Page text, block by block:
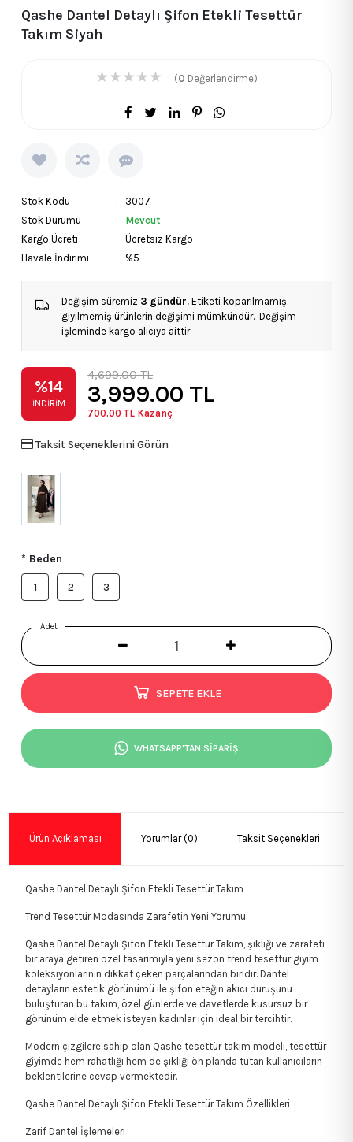
Qashe Dantel Detaylı Şifon Etekli Tesettür
Takım Siyah
★★★★★ (0 Değerlendirme)
Stok Kodu
: 3007
Stok Durumu
: Mevcut
Kargo Ücreti
: Ücretsiz Kargo
Havale İndirimi
: %5
Değişim süremiz 3 gündür. Etiketi koparılmamış,
giyilmemiş ürünlerin değişimi mümkündür. Değişim
işleminde kargo alıcıya aittir.
%14
İNDIRIM
4,699.00 TL
3,999.00 TL
700.00 TL Kazanç
Taksit Seçeneklerini Görün
* Beden
1 2 3
Adet
SEPETE EKLE
WHATSAPP'TAN SİPARİŞ
Ürün Açıklaması Yorumlar (0) Taksit Seçenekleri
Qashe Dantel Detaylı Şifon Etekli Tesettür Takım
Trend Tesettür Modasında Zarafetin Yeni Yorumu
Qashe Dantel Detaylı Şifon Etekli Tesettür Takım, şıklığı ve zarafeti
bir araya getiren özel tasarımıyla yeni sezon trend tesettür giyim
koleksiyonlarının dikkat çeken parçalarından biridir. Dantel
detayların estetik görünümü ile şifon eteğin akıcı duruşunu
buluşturan bu takım, özel günlerde ve davetlerde kusursuz bir
görünüm elde etmek isteyen kadınlar için ideal bir tercihtir.
Modern çizgilere sahip olan Qashe tesettür takım modeli, tesettür
giyimde hem rahatlığı hem de şıklığı ön planda tutan kullanıcıların
beklentilerine cevap vermektedir.
Qashe Dantel Detaylı Şifon Etekli Tesettür Takım Özellikleri
Zarif Dantel İşlemeleri